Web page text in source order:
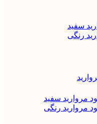
سفید
رنگی
مروارید سفید
مروارید رنگی